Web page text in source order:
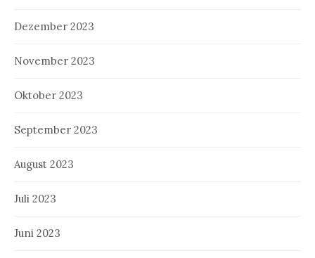
Dezember 2023
November 2023
Oktober 2023
September 2023
August 2023
Juli 2023
Juni 2023